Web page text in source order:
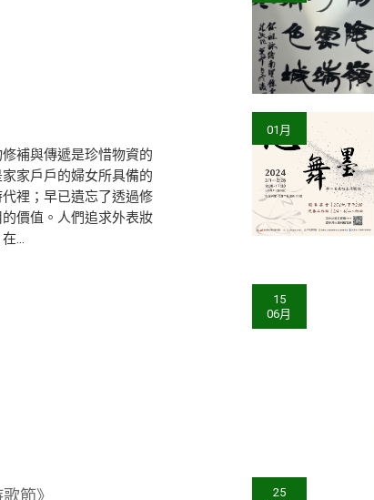
補與傳遞是珍惜物資的
家戶戶的婦女所具備的
裡；早已遺忘了透過修
價值。人們追求外表妝
...
01月
15
06月
節》
25